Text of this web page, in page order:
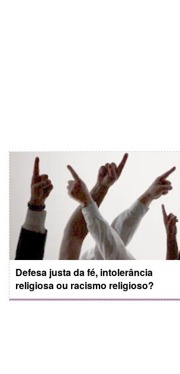
Defesa justa da fé, intolerância
religiosa ou racismo religioso?